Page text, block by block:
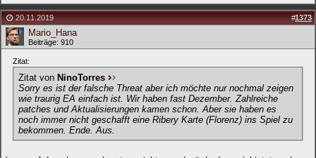
20.11.2019 #1373
Mario_Hana
Beiträge: 910
Zitat:
Zitat von NinoTorres
Sorry es ist der falsche Threat aber ich möchte nur nochmal zeigen
wie traurig EA einfach ist. Wir haben fast Dezember. Zahlreiche
patches und Aktualisierungen kamen schon. Aber sie haben es
noch immer nicht geschafft eine Ribery Karte (Florenz) ins Spiel zu
bekommen. Ende. Aus.